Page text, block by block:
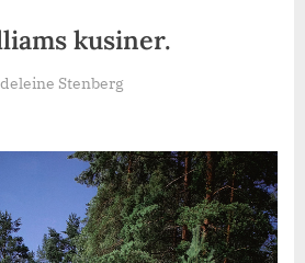
kusiner.
Stenberg